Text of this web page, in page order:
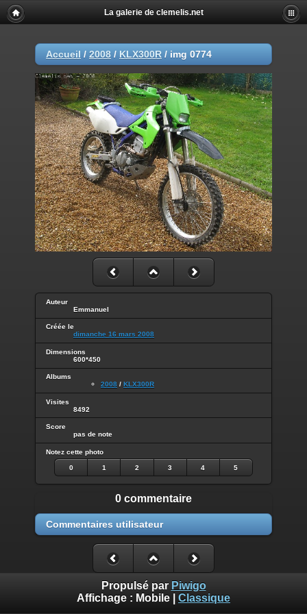
La galerie de clemelis.net
Accueil / 2008 / KLX300R / img 0774
Auteur
Emmanuel
Créée le
dimanche 16 mars 2008
Dimensions
600*450
Albums
2008 / KLX300R
Visites
8492
Score
pas de note
Notez cette photo
0 1 2 3 4 5
0 commentaire
Commentaires utilisateur
Propulsé par Piwigo
Affichage : Mobile Classique